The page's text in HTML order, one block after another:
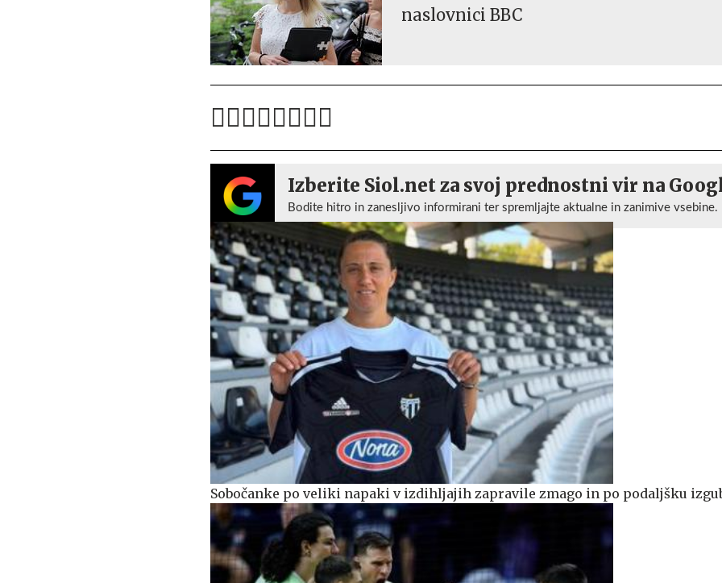
naslovnici BBC
Izberite Siol.net za svoj prednostni vir na
Bodite hitro in zanesljivo informirani ter spremljajte aktualne in zanimive vsebine.
Sobočanke po veliki napaki v izdihljajih zapravile zmago in po podaljšku